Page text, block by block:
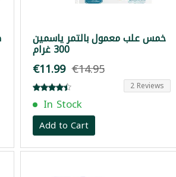
خمس علب معمول بالتمر ياسمين
300 غرام
€11.99 €14.95
2 Reviews
In Stock
Add to Cart